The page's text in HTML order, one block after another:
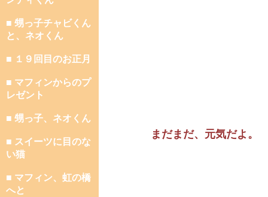
■ 甥っ子チャビくん
と、ネオくん
■ １９回目のお正月
■ マフィンからのプ
レゼント
■ 甥っ子、ネオくん
■ スイーツに目のな
い猫
■ マフィン、虹の橋
へと
まだまだ、元気だよ。